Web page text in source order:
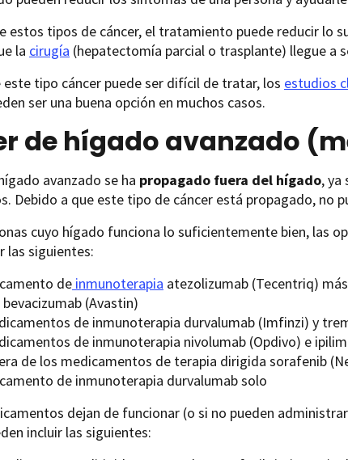
estos tipos de cáncer, el tratamiento puede reducir lo
la cirugía (hepatectomía parcial o trasplante) llegue a
este tipo cáncer puede ser difícil de tratar, los estudios
ser una buena opción en muchos casos.
de hígado avanzado
avanzado se ha propagado fuera del hígado, ya
Debido a que este tipo de cáncer está propagado, no
cuyo hígado funciona lo suficientemente bien, las
las siguientes:
de inmunoterapia atezolizumab (Tecentriq)
bevacizumab (Avastin)
de inmunoterapia durvalumab (Imfinzi) y
de inmunoterapia nivolumab (Opdivo) e
de los medicamentos de terapia dirigida sorafenib
de inmunoterapia durvalumab solo
dejan de funcionar (o si no pueden
incluir las siguientes: